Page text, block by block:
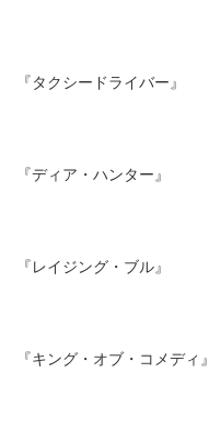
『タクシードライバー』
『ディア・ハンター』
『レイジング・ブル』
『キング・オブ・コメディ』